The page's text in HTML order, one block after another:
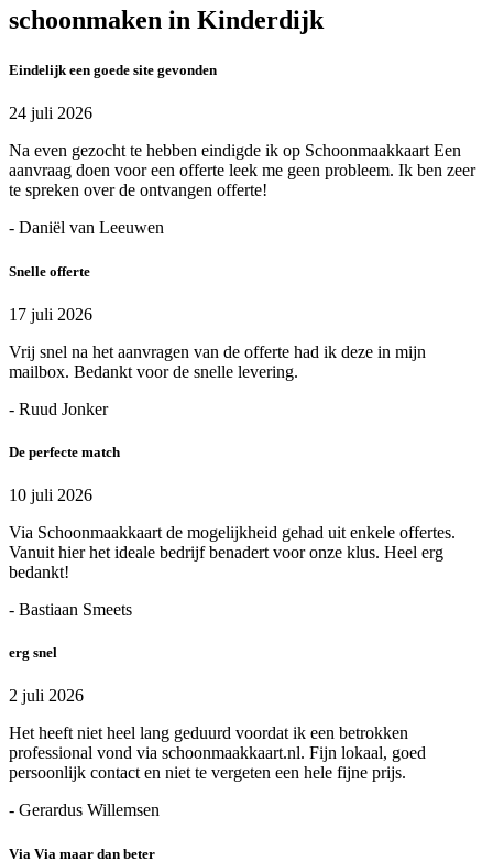
schoonmaken in Kinderdijk
Eindelijk een goede site gevonden
24 juli 2026
Na even gezocht te hebben eindigde ik op Schoonmaakkaart Een
aanvraag doen voor een offerte leek me geen probleem. Ik ben zeer
te spreken over de ontvangen offerte!
- Daniël van Leeuwen
Snelle offerte
17 juli 2026
Vrij snel na het aanvragen van de offerte had ik deze in mijn
mailbox. Bedankt voor de snelle levering.
- Ruud Jonker
De perfecte match
10 juli 2026
Via Schoonmaakkaart de mogelijkheid gehad uit enkele offertes.
Vanuit hier het ideale bedrijf benadert voor onze klus. Heel erg
bedankt!
- Bastiaan Smeets
erg snel
2 juli 2026
Het heeft niet heel lang geduurd voordat ik een betrokken
professional vond via schoonmaakkaart.nl. Fijn lokaal, goed
persoonlijk contact en niet te vergeten een hele fijne prijs.
- Gerardus Willemsen
Via Via maar dan beter